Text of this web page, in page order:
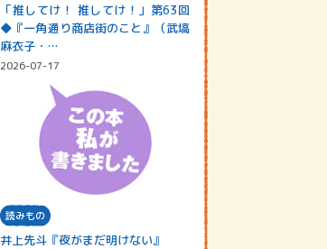
「推してけ！ 推してけ！」第63回
◆『一角通り商店街のこと』（武塙
麻衣子・…
2026-07-17
読みもの
井上先斗『夜がまだ明けない』